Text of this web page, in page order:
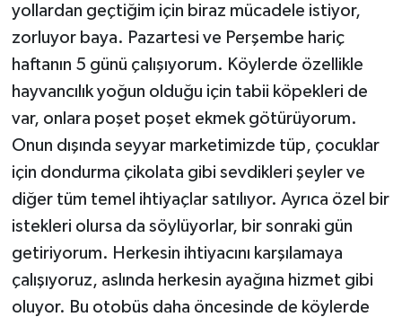
yollardan geçtiğim için biraz mücadele istiyor,
zorluyor baya. Pazartesi ve Perşembe hariç
haftanın 5 günü çalışıyorum. Köylerde özellikle
hayvancılık yoğun olduğu için tabii köpekleri de
var, onlara poşet poşet ekmek götürüyorum.
Onun dışında seyyar marketimizde tüp, çocuklar
için dondurma çikolata gibi sevdikleri şeyler ve
diğer tüm temel ihtiyaçlar satılıyor. Ayrıca özel bir
istekleri olursa da söylüyorlar, bir sonraki gün
getiriyorum. Herkesin ihtiyacını karşılamaya
çalışıyoruz, aslında herkesin ayağına hizmet gibi
oluyor. Bu otobüs daha öncesinde de köylerde